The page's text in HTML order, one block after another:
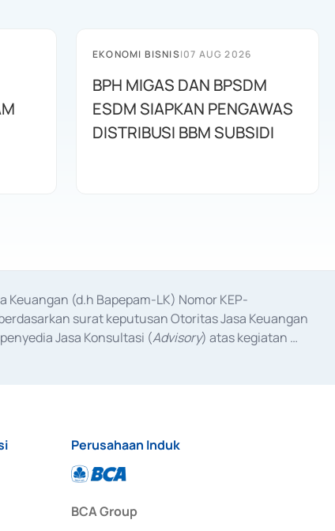
EKONOMI BISNIS|07 AUG 2026
BPH MIGAS DAN BPSDM
ESDM SIAPKAN PENGAWAS
DISTRIBUSI BBM SUBSIDI
(d.h Bapepam-LK) Nomor KEP-
surat keputusan Otoritas Jasa Keuangan
Jasa Konsultasi (Advisory) atas kegiatan
Perusahaan Induk
BCA Group